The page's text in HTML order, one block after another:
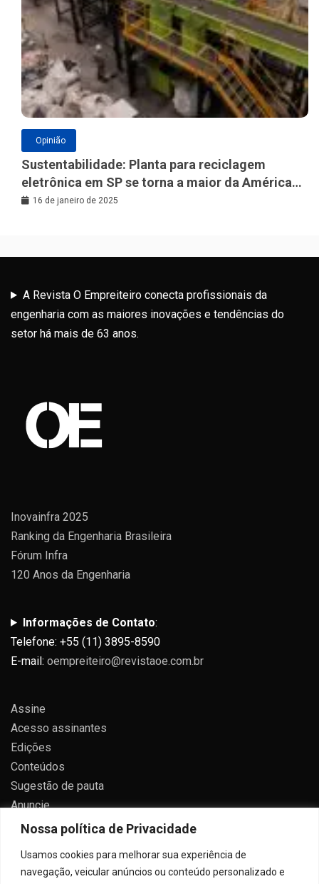
Nossa política de Privacidade
Usamos cookies para melhorar sua experiência de
navegação, veicular anúncios ou conteúdo personalizado e
Opinião
Sustentabilidade: Planta para reciclagem
eletrônica em SP se torna a maior da América
Latina
16 de janeiro de 2025
A Revista O Empreiteiro conecta profissionais da
engenharia com as maiores inovações e tendências do
setor há mais de 63 anos.
Inovainfra 2025
Ranking da Engenharia Brasileira
Fórum Infra
120 Anos da Engenharia
Informações de Contato:
Telefone: +55 (11) 3895-8590
E-mail: oempreiteiro@revistaoe.com.br
Assine
Acesso assinantes
Edições
Conteúdos
Sugestão de pauta
Anuncie
Contato